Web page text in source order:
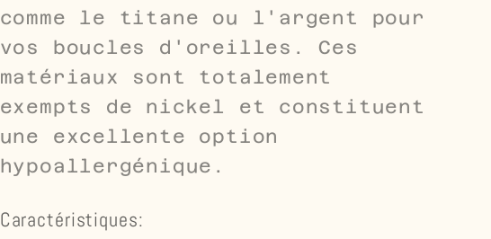
comme le titane ou l'argent pour
vos boucles d'oreilles. Ces
matériaux sont totalement
exempts de nickel et constituent
une excellente option
hypoallergénique.
Caractéristiques: